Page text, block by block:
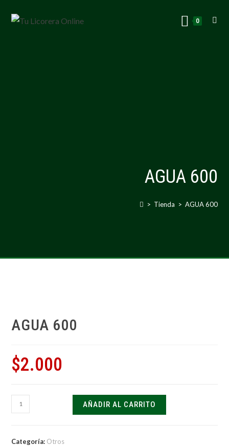
0
AGUA 600
> Tienda > AGUA 600
AGUA 600
$2.000
AÑADIR AL CARRITO
Categoría: Otros